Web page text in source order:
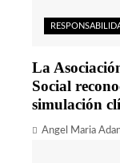
La
Social
simulación
Angel Maria